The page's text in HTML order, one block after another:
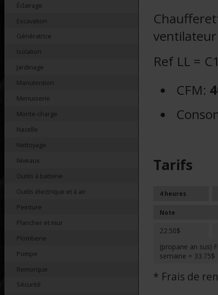
Éclairage
Excavation
Génératrice
Isolation
Jardinage
Manutention
Menuiserie
Monte-charge
Nacelle
Nettoyage
Niveaux
Outils à batterie
Outils électrique et à air
Peinture
Plancher et mur
Plomberie
Pompe
Remorque
Sécurité
Ref LL =
CFM:
Tarifs
4 heures
Note
22.50$
(propane an sus)
semaine = 33.75$
* Frais de